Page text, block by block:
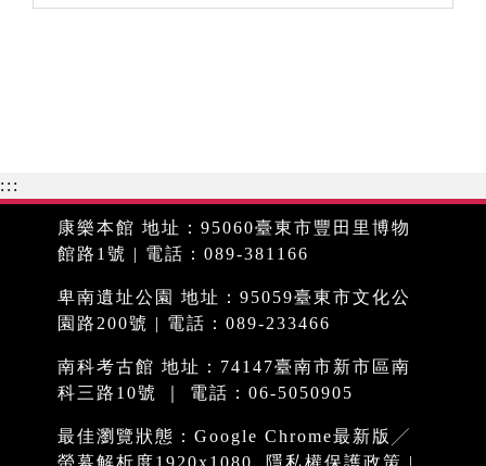
:::
康樂本館 地址：95060臺東市豐田里博物
館路1號 | 電話：089-381166
卑南遺址公園 地址：95059臺東市文化公
園路200號 | 電話：089-233466
南科考古館 地址：74147臺南市新市區南
科三路10號 ｜ 電話：06-5050905
最佳瀏覽狀態：Google Chrome最新版╱